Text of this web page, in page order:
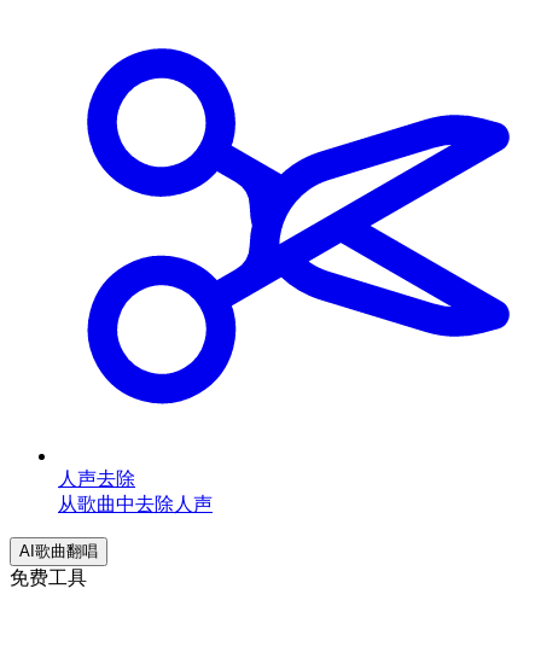
人声去除
从歌曲中去除人声
AI歌曲翻唱
免费工具